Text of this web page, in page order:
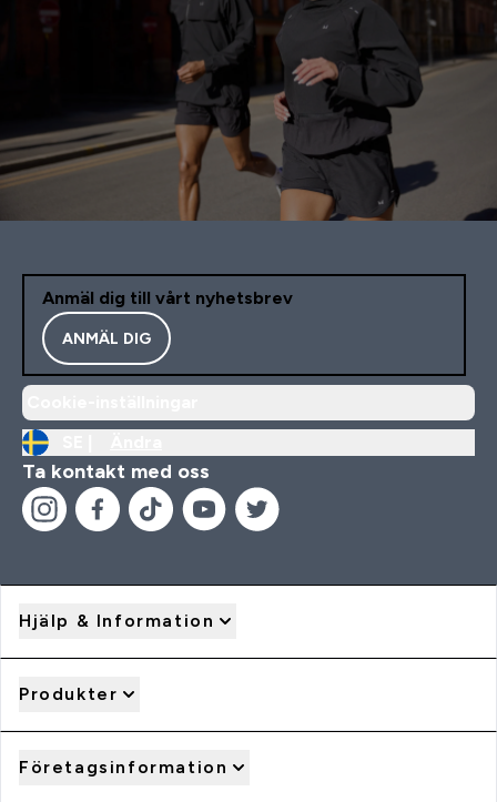
Anmäl dig till vårt nyhetsbrev
ANMÄL DIG
Ta kontakt med oss
Hjälp & Information
Produkter
Företagsinformation